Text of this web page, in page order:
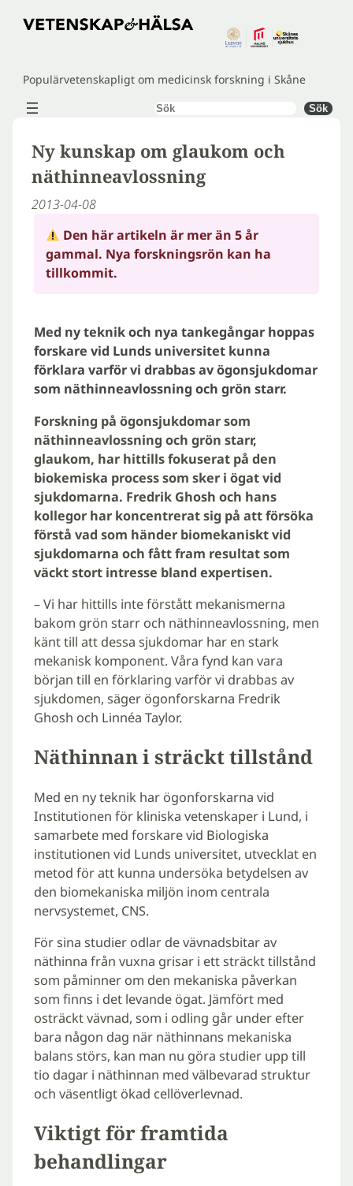
Hoppa
Populärvetenskapligt om medicinsk forskning i Skåne
Sök Sök
Ny kunskap om glaukom och
näthinneavlossning
2013-04-08
Den här artikeln är mer än 5 år
gammal. Nya forskningsrön kan ha
tillkommit.
Med ny teknik och nya tankegångar hoppas
forskare vid Lunds universitet kunna
förklara varför vi drabbas av ögonsjukdomar
som näthinneavlossning och grön starr.
Forskning på ögonsjukdomar som
näthinneavlossning och grön starr,
glaukom, har hittills fokuserat på den
biokemiska process som sker i ögat vid
sjukdomarna. Fredrik Ghosh och hans
kollegor har koncentrerat sig på att försöka
förstå vad som händer biomekaniskt vid
sjukdomarna och fått fram resultat som
väckt stort intresse bland expertisen.
– Vi har hittills inte förstått mekanismerna
bakom grön starr och näthinneavlossning, men
känt till att dessa sjukdomar har en stark
mekanisk komponent. Våra fynd kan vara
början till en förklaring varför vi drabbas av
sjukdomen, säger ögonforskarna Fredrik
Ghosh och Linnéa Taylor.
Näthinnan i sträckt tillstånd
Med en ny teknik har ögonforskarna vid
Institutionen för kliniska vetenskaper i Lund, i
samarbete med forskare vid Biologiska
institutionen vid Lunds universitet, utvecklat en
metod för att kunna undersöka betydelsen av
den biomekaniska miljön inom centrala
nervsystemet, CNS.
För sina studier odlar de vävnadsbitar av
näthinna från vuxna grisar i ett sträckt tillstånd
som påminner om den mekaniska påverkan
som finns i det levande ögat. Jämfört med
osträckt vävnad, som i odling går under efter
bara någon dag när näthinnans mekaniska
balans störs, kan man nu göra studier upp till
tio dagar i näthinnan med välbevarad struktur
och väsentligt ökad cellöverlevnad.
Viktigt för framtida
behandlingar